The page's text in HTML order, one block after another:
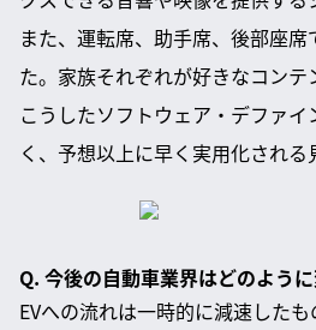
また、運転席、助手席、後部座
た。家族それぞれが好きなコンテ
こうしたソフトウェア・デファ
く、予想以上に早く実用化される
Q. 今後の自動車業界はどのよう
EVへの流れは一時的に減速した